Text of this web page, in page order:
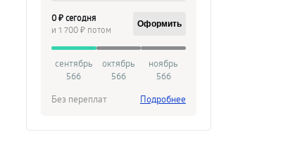
0 ₽ сегодня
и 1 700 ₽ потом
Оформить
сентябрь
566
октябрь
566
ноябрь
566
Без переплат
Подробнее